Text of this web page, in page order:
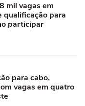
mil vagas em
qualificação para
participar
para cabo,
vagas em quatro